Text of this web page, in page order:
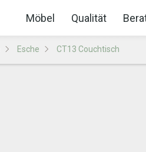
Möbel Qualität
Esche CT13 Couchtisch